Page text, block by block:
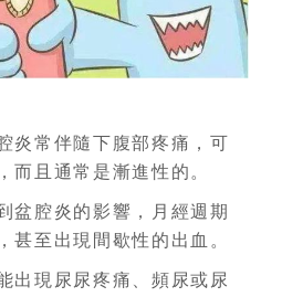
炎常伴隨下腹部疼痛，可
而且通常是漸進性的。
盆腔炎的影響，月經週期
甚至出現間歇性的出血。
出現尿尿疼痛、頻尿或尿